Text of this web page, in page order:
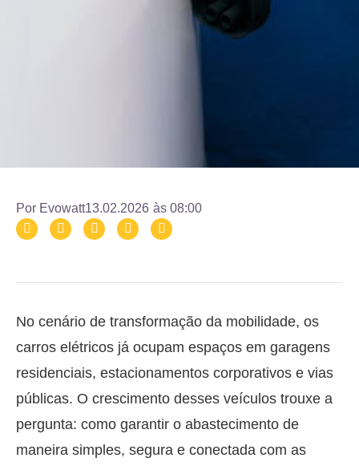
Por Evowatt13.02.2026 às 08:00
No cenário de transformação da mobilidade, os
carros elétricos já ocupam espaços em garagens
residenciais, estacionamentos corporativos e vias
públicas. O crescimento desses veículos trouxe a
pergunta: como garantir o abastecimento de
maneira simples, segura e conectada com as